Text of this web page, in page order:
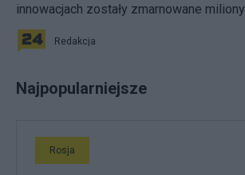
innowacjach zostały zmarnowane miliony
Redakcja
Najpopularniejsze
Rosja